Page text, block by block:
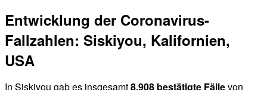
Entwicklung der Coronavirus-
Fallzahlen: Siskiyou, Kalifornien,
USA
In Siskiyou gab es insgesamt8.908 bestätigte Fällevon